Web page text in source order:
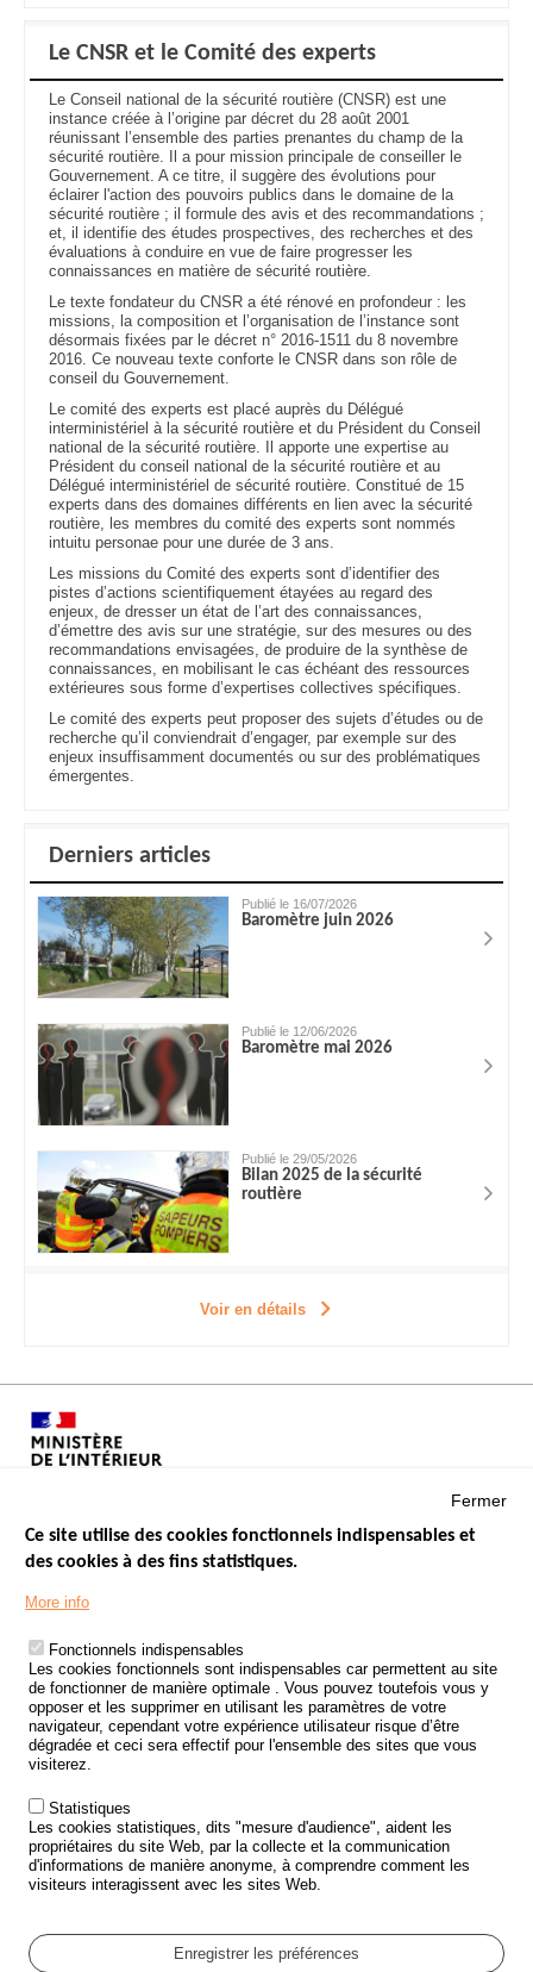
Le CNSR et le Comité des experts
Le Conseil national de la sécurité routière (CNSR) est une
instance créée à l’origine par décret du 28 août 2001
réunissant l’ensemble des parties prenantes du champ de la
sécurité routière. Il a pour mission principale de conseiller le
Gouvernement. A ce titre, il suggère des évolutions pour
éclairer l'action des pouvoirs publics dans le domaine de la
sécurité routière ; il formule des avis et des recommandations ;
et, il identifie des études prospectives, des recherches et des
évaluations à conduire en vue de faire progresser les
connaissances en matière de sécurité routière.
Le texte fondateur du CNSR a été rénové en profondeur : les
missions, la composition et l’organisation de l’instance sont
désormais fixées par le décret n° 2016-1511 du 8 novembre
2016. Ce nouveau texte conforte le CNSR dans son rôle de
conseil du Gouvernement.
Le comité des experts est placé auprès du Délégué
interministériel à la sécurité routière et du Président du Conseil
national de la sécurité routière. Il apporte une expertise au
Président du conseil national de la sécurité routière et au
Délégué interministériel de sécurité routière. Constitué de 15
experts dans des domaines différents en lien avec la sécurité
routière, les membres du comité des experts sont nommés
intuitu personae pour une durée de 3 ans.
Les missions du Comité des experts sont d’identifier des
pistes d’actions scientifiquement étayées au regard des
enjeux, de dresser un état de l’art des connaissances,
d’émettre des avis sur une stratégie, sur des mesures ou des
recommandations envisagées, de produire de la synthèse de
connaissances, en mobilisant le cas échéant des ressources
extérieures sous forme d’expertises collectives spécifiques.
Le comité des experts peut proposer des sujets d’études ou de
recherche qu’il conviendrait d’engager, par exemple sur des
enjeux insuffisamment documentés ou sur des problématiques
émergentes.
Derniers articles
Publié le 16/07/2026
Baromètre juin 2026
Publié le 12/06/2026
Baromètre mai 2026
Publié le 29/05/2026
Bilan 2025 de la sécurité
routière
Voir en détails
Menu
Footer
LES SITES PUBLICS
ÉTAT DE L’INSÉCURITÉ ROUTIÈRE
TRAITEMENT DES DONNÉES PERSONNELLES DES ACCIDENTS DE
LA ROUTE
ETUDES ET RECHERCHES
APPEL À PROJETS
POLITIQUE DE SÉCURITÉ ROUTIÈRE
Outils
AGENDA
GLOSSAIRE
Fermer
Ce site utilise des cookies fonctionnels indispensables et
des cookies à des fins statistiques.
More info
Fonctionnels indispensables
Les cookies fonctionnels sont indispensables car permettent au site
de fonctionner de manière optimale . Vous pouvez toutefois vous y
opposer et les supprimer en utilisant les paramètres de votre
navigateur, cependant votre expérience utilisateur risque d’être
dégradée et ceci sera effectif pour l'ensemble des sites que vous
visiterez.
Statistiques
Les cookies statistiques, dits "mesure d'audience", aident les
propriétaires du site Web, par la collecte et la communication
d'informations de manière anonyme, à comprendre comment les
visiteurs interagissent avec les sites Web.
Enregistrer les préférences